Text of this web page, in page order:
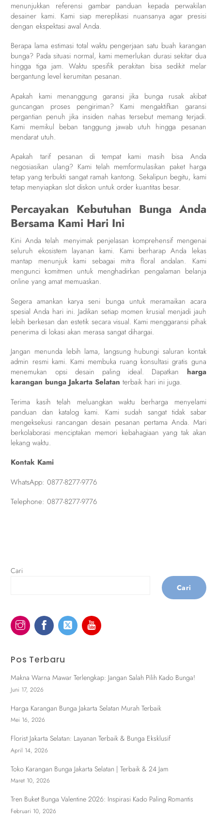
menunjukkan referensi gambar panduan kepada perwakilan
desainer kami. Kami siap mereplikasi nuansanya agar presisi
dengan ekspektasi awal Anda.
Berapa lama estimasi total waktu pengerjaan satu buah karangan
bunga? Pada situasi normal, kami memerlukan durasi sekitar dua
hingga tiga jam. Waktu spesifik perakitan bisa sedikit melar
bergantung level kerumitan pesanan.
Apakah kami menanggung garansi jika bunga rusak akibat
guncangan proses pengiriman? Kami mengaktifkan garansi
pergantian penuh jika insiden nahas tersebut memang terjadi.
Kami memikul beban tanggung jawab utuh hingga pesanan
mendarat utuh.
Apakah tarif pesanan di tempat kami masih bisa Anda
negosiasikan ulang? Kami telah memformulasikan paket harga
tetap yang terbukti sangat ramah kantong. Sekalipun begitu, kami
tetap menyiapkan slot diskon untuk order kuantitas besar.
Percayakan Kebutuhan Bunga Anda
Bersama Kami Hari Ini
Kini Anda telah menyimak penjelasan komprehensif mengenai
seluruh ekosistem layanan kami. Kami berharap Anda lekas
mantap menunjuk kami sebagai mitra floral andalan. Kami
mengunci komitmen untuk menghadirkan pengalaman belanja
online yang amat memuaskan.
Segera amankan karya seni bunga untuk meramaikan acara
spesial Anda hari ini. Jadikan setiap momen krusial menjadi jauh
lebih berkesan dan estetik secara visual. Kami menggaransi pihak
penerima di lokasi akan merasa sangat dihargai.
Jangan menunda lebih lama, langsung hubungi saluran kontak
admin resmi kami. Kami membuka ruang konsultasi gratis guna
menemukan opsi desain paling ideal. Dapatkan harga
karangan bunga Jakarta Selatan terbaik hari ini juga.
Terima kasih telah meluangkan waktu berharga menyelami
panduan dan katalog kami. Kami sudah sangat tidak sabar
mengeksekusi rancangan desain pesanan pertama Anda. Mari
berkolaborasi menciptakan memori kebahagiaan yang tak akan
lekang waktu.
Kontak Kami
WhatsApp:0877-8277-9776
Telephone:0877-8277-9776
Cari
Cari
Pos Terbaru
Makna Warna Mawar Terlengkap: Jangan Salah Pilih Kado Bunga!
Juni 17, 2026
Harga Karangan Bunga Jakarta Selatan Murah Terbaik
Mei 16, 2026
Florist Jakarta Selatan: Layanan Terbaik & Bunga Eksklusif
April 14, 2026
Toko Karangan Bunga Jakarta Selatan | Terbaik & 24 Jam
Maret 10, 2026
Tren Buket Bunga Valentine 2026: Inspirasi Kado Paling Romantis
Februari 10, 2026